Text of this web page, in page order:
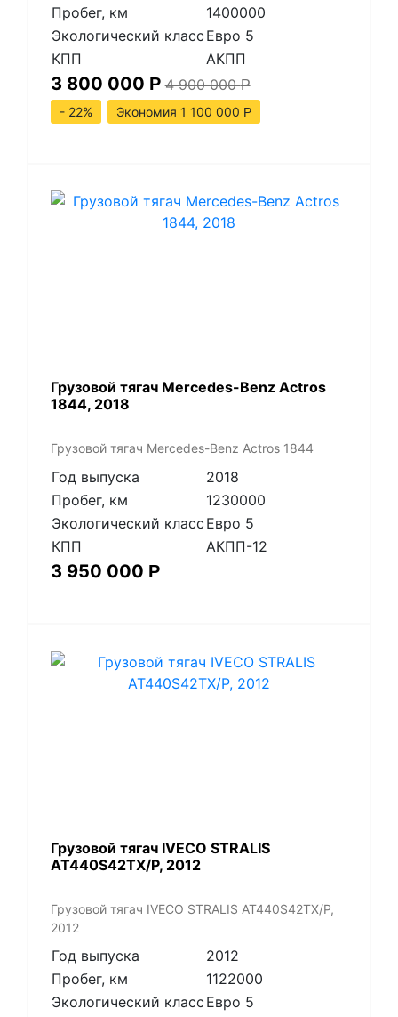
Пробег, км
1400000
Экологический класс Евро 5
КПП
АКПП
3 800 000 Р 4 900 000Р
- 22%
Экономия 1 100 000 Р
Грузовой тягач Mercedes-Benz Actros
1844, 2018
Грузовой тягач Mercedes-Benz Actros 1844
Год выпуска
2018
Пробег, км
1230000
Экологический класс Евро 5
КПП
АКПП-12
3 950 000 Р
Грузовой тягач IVECO STRALIS
AT440S42TX/P, 2012
Грузовой тягач IVECO STRALIS AT440S42TX/P,
2012
Год выпуска
2012
Пробег, км
1122000
Экологический класс Евро 5